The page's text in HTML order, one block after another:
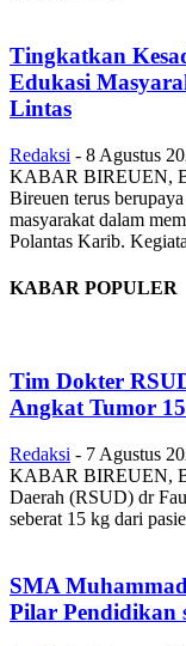
Tingkatkan
Edukasi
Lintas
Redaksi - 8 Agustus
KABAR BIREUEN,
Bireuen terus
masyarakat dalam
Polantas Karib.
KABAR POPULER
Tim Dokter
Angkat Tumor
Redaksi - 7 Agustus
KABAR BIREUEN,
Daerah (RSUD) dr
seberat 15 kg dari
SMA
Pilar Pendidikan